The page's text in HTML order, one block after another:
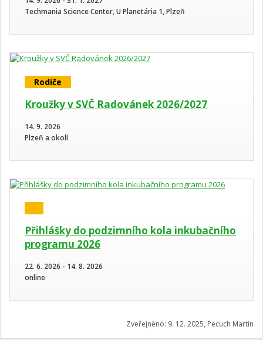
Techmania Science Center, U Planetária 1, Plzeň
Rodiče
Kroužky v SVČ Radovánek 2026/2027
14. 9. 2026
Plzeň a okolí
Přihlášky do podzimního kola inkubačního
programu 2026
22. 6. 2026 - 14. 8. 2026
online
Zveřejněno: 9. 12. 2025, Pecuch Martin